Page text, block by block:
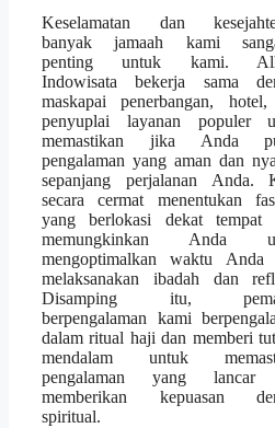
Keselamatan dan
banyak jamaah kami
penting untuk kami.
Indowisata bekerja sama
maskapai penerbangan,
penyuplai layanan populer
memastikan jika Anda
pengalaman yang aman dan
sepanjang perjalanan Anda.
secara cermat menentukan
yang berlokasi dekat tempat
memungkinkan Anda
mengoptimalkan waktu Anda
melaksanakan ibadah dan
Disamping itu,
berpengalaman kami
dalam ritual haji dan memberi
mendalam untuk
pengalaman yang lancar
memberikan kepuasan
spiritual.